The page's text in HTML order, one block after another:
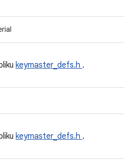
keymaster_defs.h .
keymaster_defs.h .